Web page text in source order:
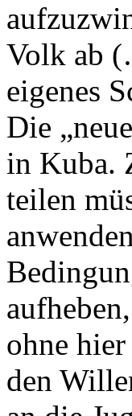
Volk ab
eigenes
Die
in Kuba.
teilen
ohne
den